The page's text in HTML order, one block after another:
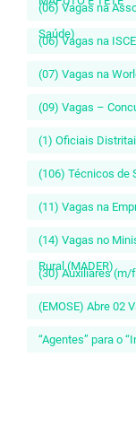
(06) Vagas na
Saúde)
(06) Vagas na
(07) Vagas na
(09) Vagas –
(1) Oficiais
(106) Técnicos de
(11) Vagas na
(14) Vagas no
Rural (MADER)
(30) Auxiliares (m/
(EMOSE) Abre 02
“Agentes” para o